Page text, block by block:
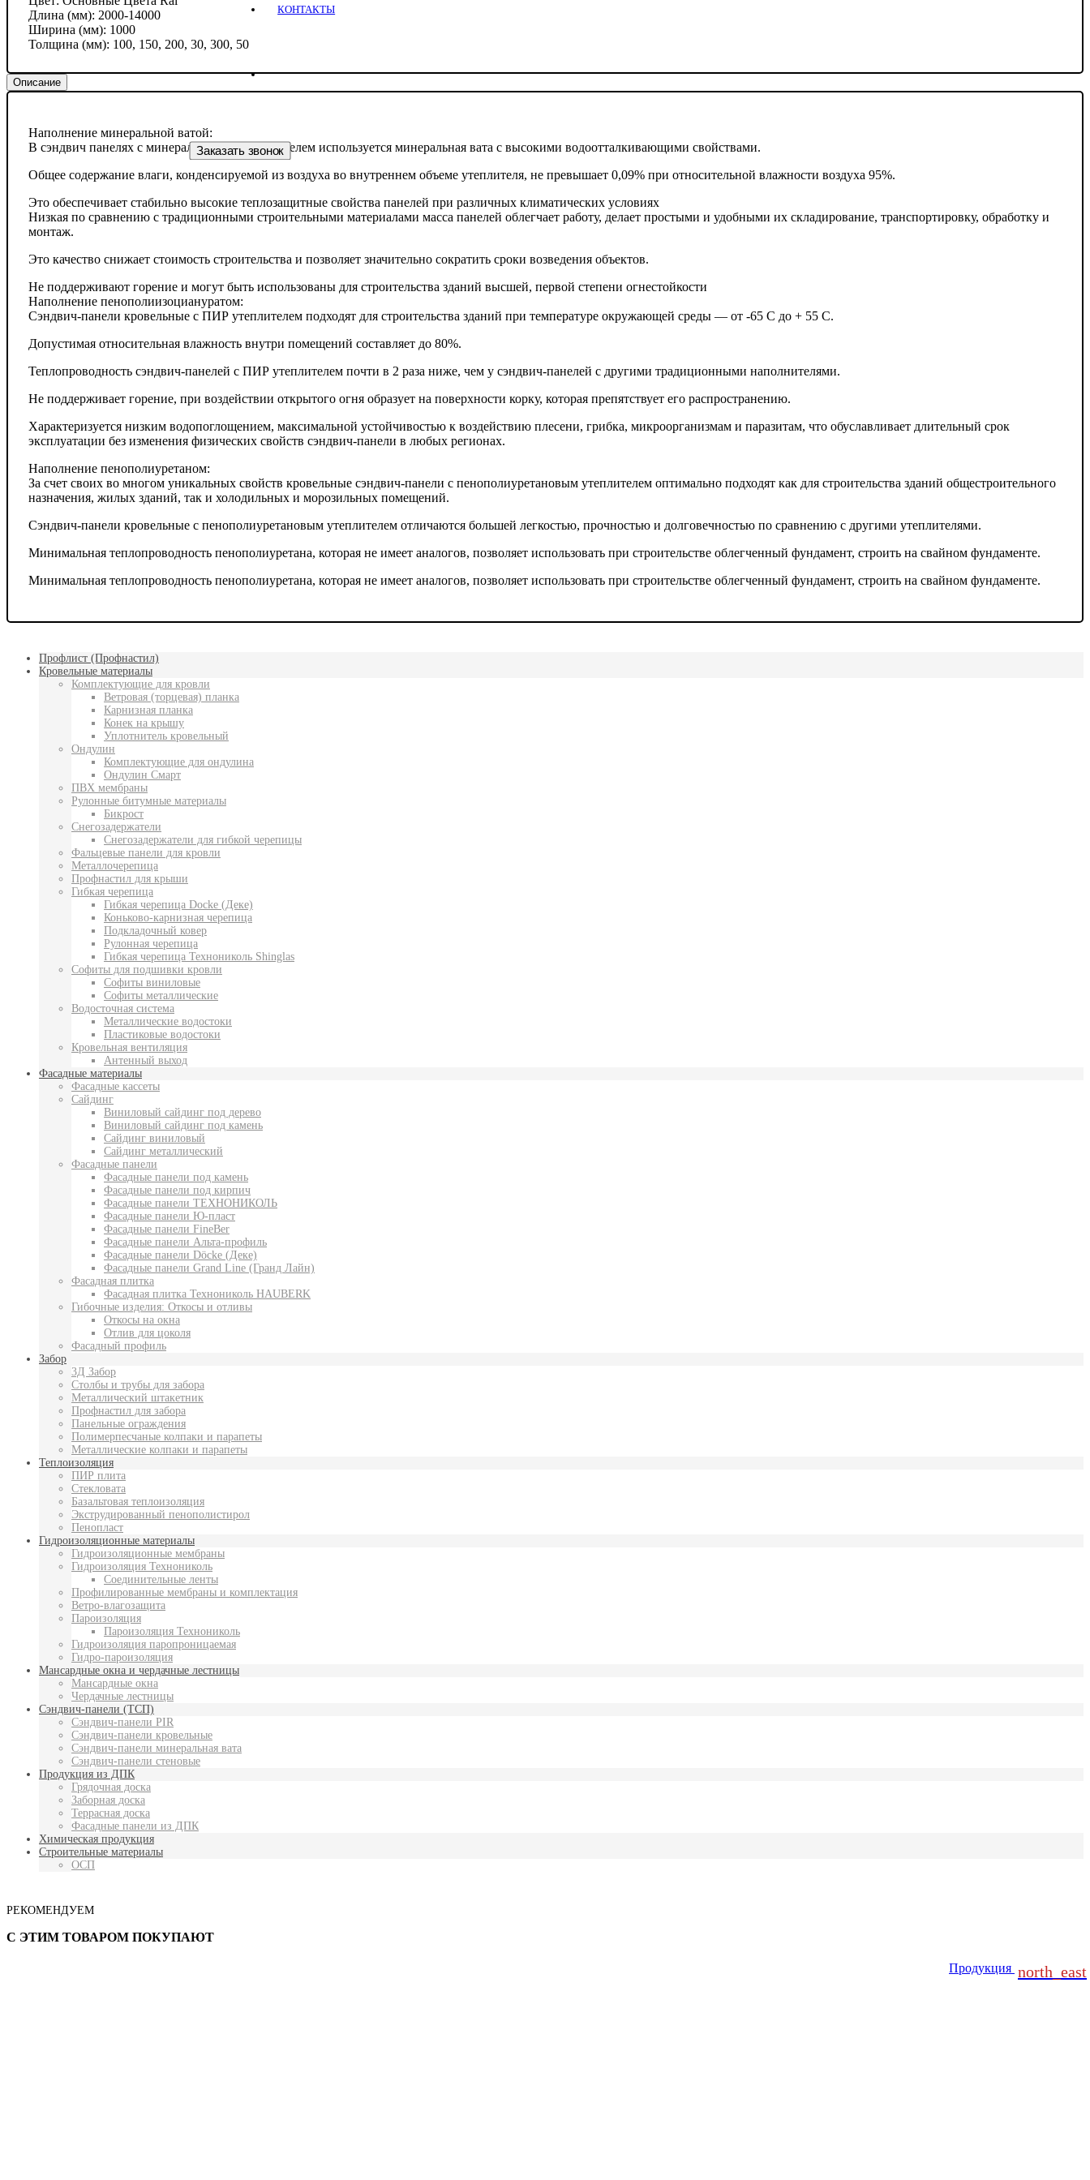
КОНТАКТЫ
Заказать звонок
Длина (мм): 2000-14000
Ширина (мм): 1000
Толщина (мм): 100, 150, 200, 30, 300, 50
Описание
Наполнение минеральной ватой:
В сэндвич панелях с минераловатным утеплителем используется минеральная вата с высокими водоотталкивающими свойствами.
Общее содержание влаги, конденсируемой из воздуха во внутреннем объеме утеплителя, не превышает 0,09% при относительной влажности воздуха 95%.
Это обеспечивает стабильно высокие теплозащитные свойства панелей при различных климатических условиях
Низкая по сравнению с традиционными строительными материалами масса панелей облегчает работу, делает простыми и удобными их складирование, транспортировку, обработку и
монтаж.
Это качество снижает стоимость строительства и позволяет значительно сократить сроки возведения объектов.
Не поддерживают горение и могут быть использованы для строительства зданий высшей, первой степени огнестойкости
Наполнение пенополиизоциануратом:
Сэндвич-панели кровельные с ПИР утеплителем подходят для строительства зданий при температуре окружающей среды — от -65 С до + 55 С.
Допустимая относительная влажность внутри помещений составляет до 80%.
Теплопроводность сэндвич-панелей с ПИР утеплителем почти в 2 раза ниже, чем у сэндвич-панелей с другими традиционными наполнителями.
Не поддерживает горение, при воздействии открытого огня образует на поверхности корку, которая препятствует его распространению.
Характеризуется низким водопоглощением, максимальной устойчивостью к воздействию плесени, грибка, микроорганизмам и паразитам, что обуславливает длительный срок
эксплуатации без изменения физических свойств сэндвич-панели в любых регионах.
Наполнение пенополиуретаном:
За счет своих во многом уникальных свойств кровельные сэндвич-панели с пенополиуретановым утеплителем оптимально подходят как для строительства зданий общестроительного
назначения, жилых зданий, так и холодильных и морозильных помещений.
Сэндвич-панели кровельные с пенополиуретановым утеплителем отличаются большей легкостью, прочностью и долговечностью по сравнению с другими утеплителями.
Минимальная теплопроводность пенополиуретана, которая не имеет аналогов, позволяет использовать при строительстве облегченный фундамент, строить на свайном фундаменте.
Минимальная теплопроводность пенополиуретана, которая не имеет аналогов, позволяет использовать при строительстве облегченный фундамент, строить на свайном фундаменте.
Профлист (Профнастил)
Кровельные материалы
Комплектующие для кровли
Ветровая (торцевая) планка
Карнизная планка
Конек на крышу
Уплотнитель кровельный
Ондулин
Комплектующие для ондулина
Ондулин Смарт
ПВХ мембраны
Рулонные битумные материалы
Бикрост
Снегозадержатели
Снегозадержатели для гибкой черепицы
Фальцевые панели для кровли
Металлочерепица
Профнастил для крыши
Гибкая черепица
Гибкая черепица Docke (Деке)
Коньково-карнизная черепица
Подкладочный ковер
Рулонная черепица
Гибкая черепица Технониколь Shinglas
Софиты для подшивки кровли
Софиты виниловые
Софиты металлические
Водосточная система
Металлические водостоки
Пластиковые водостоки
Кровельная вентиляция
Антенный выход
Фасадные материалы
Фасадные кассеты
Сайдинг
Виниловый сайдинг под дерево
Виниловый сайдинг под камень
Сайдинг виниловый
Сайдинг металлический
Фасадные панели
Фасадные панели под камень
Фасадные панели под кирпич
Фасадные панели ТЕХНОНИКОЛЬ
Фасадные панели Ю-пласт
Фасадные панели FineBer
Фасадные панели Альта-профиль
Фасадные панели Döcke (Деке)
Фасадные панели Grand Line (Гранд Лайн)
Фасадная плитка
Фасадная плитка Технониколь HAUBERK
Гибочные изделия: Откосы и отливы
Откосы на окна
Отлив для цоколя
Фасадный профиль
Забор
3Д Забор
Столбы и трубы для забора
Металлический штакетник
Профнастил для забора
Панельные ограждения
Полимерпесчаные колпаки и парапеты
Металлические колпаки и парапеты
Теплоизоляция
ПИР плита
Стекловата
Базальтовая теплоизоляция
Экструдированный пенополистирол
Пенопласт
Гидроизоляционные материалы
Гидроизоляционные мембраны
Гидроизоляция Технониколь
Соединительные ленты
Профилированные мембраны и комплектация
Ветро-влагозащита
Пароизоляция
Пароизоляция Технониколь
Гидроизоляция паропроницаемая
Гидро-пароизоляция
Мансардные окна и чердачные лестницы
Мансардные окна
Чердачные лестницы
Сэндвич-панели (ТСП)
Сэндвич-панели PIR
Сэндвич-панели кровельные
Сэндвич-панели минеральная вата
Сэндвич-панели стеновые
Продукция из ДПК
Грядочная доска
Заборная доска
Террасная доска
Фасадные панели из ДПК
Химическая продукция
Строительные материалы
ОСП
РЕКОМЕНДУЕМ
С ЭТИМ ТОВАРОМ ПОКУПАЮТ
Продукция north_east